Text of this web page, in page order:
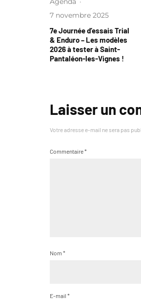
7 novembre 2025
7e Journée d’essais Trial
& Enduro – Les modèles
2026 à tester à Saint-
Pantaléon-les-Vignes !
Laisser un
Votre adresse e-mail ne sera pas
Commentaire*
Nom *
E-mail *